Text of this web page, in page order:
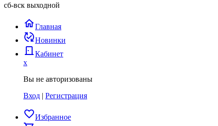
сб-вск выходной
homeГлавная
published_with_changesНовинки
door_back Кабинет
x
Вы не авторизованы
Вход | Регистрация
favorite_borderИзбранное